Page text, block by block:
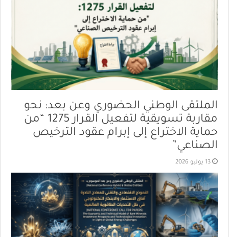
الملتقى الوطني الحضوري وعن بعد: نحو
مقاربة تسويقية لتفعيل القرار 1275 “من
حماية الاختراع إلى إبرام عقود الترخيص
الصناعي”
13 يوليو 2026